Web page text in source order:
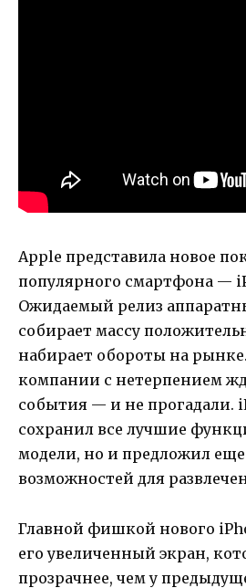
Apple представила новое
популярного смартфона —
Ожидаемый релиз
собирает массу
набирает обороты на
компании с нетерпением
события — и не прогадали.
сохранил все лучшие
модели, но и предложил
возможностей для
Главной фишкой нового
его увеличенный экран,
прозрачнее, чем у